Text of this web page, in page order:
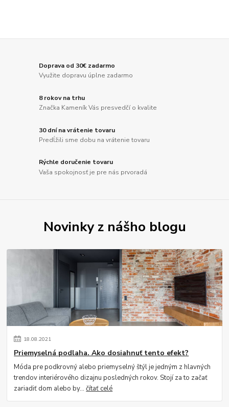
Doprava od 30€ zadarmo
Využite dopravu úplne zadarmo
8 rokov na trhu
Značka Kameník Vás presvedčí o kvalite
30 dní na vrátenie tovaru
Predĺžili sme dobu na vrátenie tovaru
Rýchle doručenie tovaru
Vaša spokojnosť je pre nás prvoradá
Novinky z nášho blogu
18.08.2021
Priemyselná podlaha. Ako dosiahnuť tento efekt?
Móda pre podkrovný alebo priemyselný štýl je jedným z hlavných
trendov interiérového dizajnu posledných rokov. Stojí za to začať
zariadiť dom alebo by...čítať celé